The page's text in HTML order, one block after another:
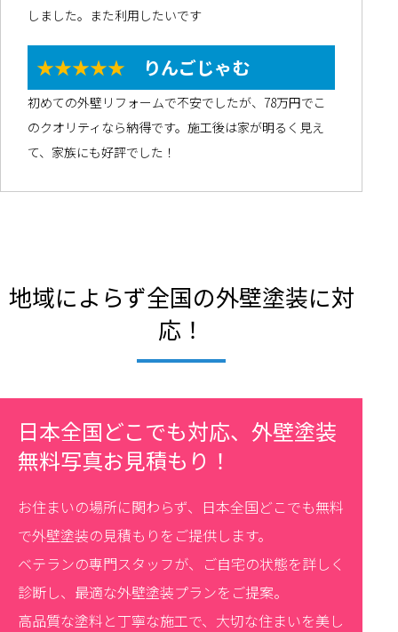
しました。また利用したいです
★★★★★ りんごじゃむ
初めての外壁リフォームで不安でしたが、78万円でこ
のクオリティなら納得です。施工後は家が明るく見え
て、家族にも好評でした！
地域によらず全国の外壁塗装に対
応！
日本全国どこでも対応、外壁塗装
無料写真お見積もり！
お住まいの場所に関わらず、日本全国どこでも無料
で外壁塗装の見積もりをご提供します。
ベテランの専門スタッフが、ご自宅の状態を詳しく
診断し、最適な外壁塗装プランをご提案。
高品質な塗料と丁寧な施工で、大切な住まいを美し